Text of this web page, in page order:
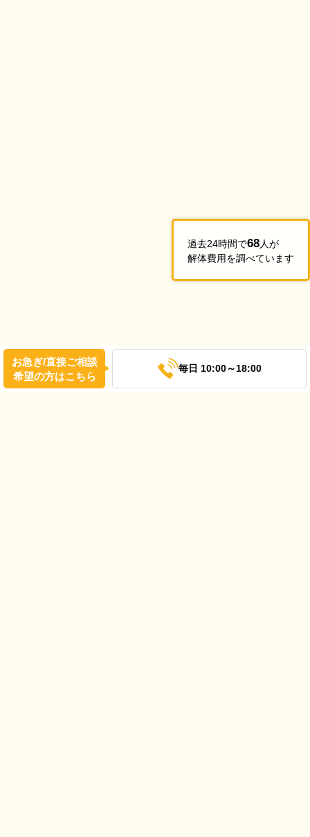
過去24時間で68人が
解体費用を調べています
お急ぎ/直接ご相談
希望の方はこちら
毎日 10:00～18:00